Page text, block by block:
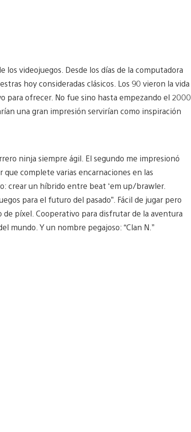
videojuegos. Desde los días de la computadora
hoy consideradas clásicos. Los 90 vieron la vida
para ofrecer. No fue sino hasta empezando el 2000
una gran impresión servirían como inspiración
ninja siempre ágil. El segundo me impresionó
complete varias encarnaciones en las
crear un híbrido entre beat ‘em up/brawler.
para el futuro del pasado”. Fácil de jugar pero
píxel. Cooperativo para disfrutar de la aventura
mundo. Y un nombre pegajoso: “Clan N.”